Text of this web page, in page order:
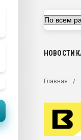
28.07.2026
Всё, что касается
Материал
Продам отходы
поликарбоната и
Armaloy PC/ABS-
НОВОСТИ
Главная